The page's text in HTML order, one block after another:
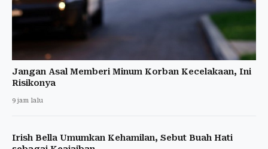
Jangan Asal Memberi Minum Korban Kecelakaan, Ini
Risikonya
9 jam lalu
Irish Bella Umumkan Kehamilan, Sebut Buah Hati